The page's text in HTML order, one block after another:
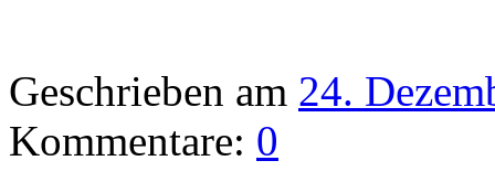
Geschrieben am 24.
Kommentare: 0